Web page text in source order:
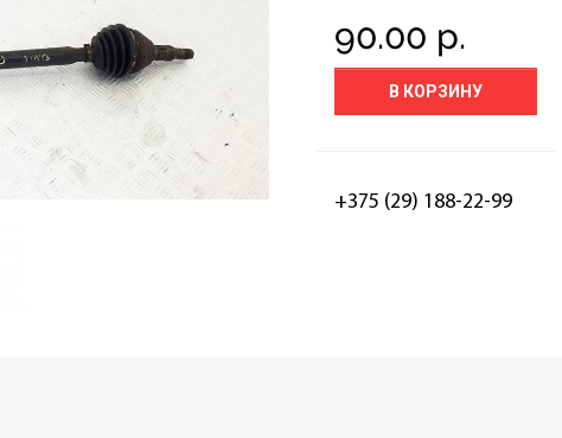
90.00 р.
В КОРЗИНУ
+375 (29) 188-22-99